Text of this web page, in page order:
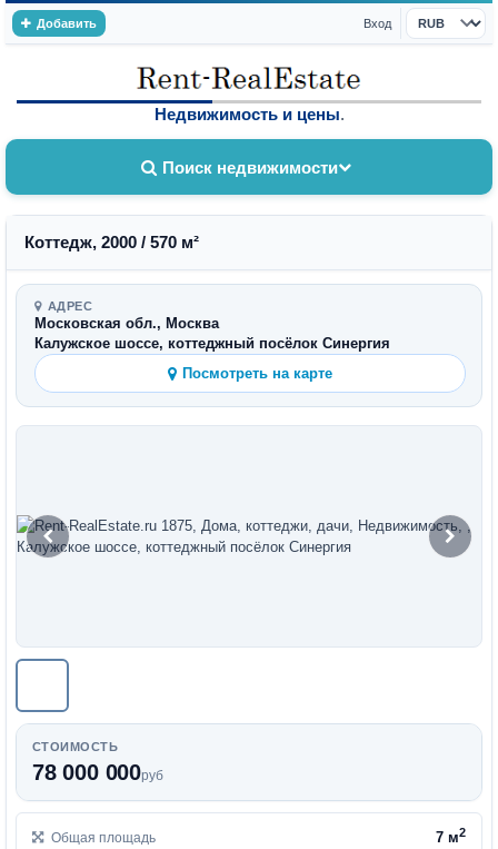
Добавить Вход
Валюта
Недвижимость и цены.
Поиск недвижимости
Коттедж, 2000 / 570 м²
АДРЕС
Московская обл., Москва
Калужское шоссе, коттеджный посёлок Синергия
Посмотреть на карте
СТОИМОСТЬ
78 000 000руб
Общая площадь 7 м2